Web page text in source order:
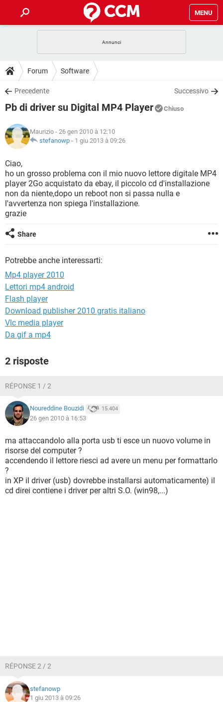
MENU
INTRATTENIMENTO
iOS
INSTAGRAM WHATSAPP
TIKTOK
HARDWARE
GUIDE
COVID-19
INSTAGRAM
TIKTOK
HARDWARE
DOWNLOAD
COVID-19 GAMING
INTRATTENIMENTO
iOS WINDOWS 10
INSTAGRAM
TIKTOK FACEBOOK
HARDWARE
COVID-19
INTRATTENIMENTO
iOS
INSTAGRAM WHATSAPP
TIKTOK FACEBOOK
HARDWARE
GLOSSARIO
COVID-19
INTRATTENIMENTO ANDROID
iOS WINDOWS 10
INSTAGRAM
TIKTOK
Forum Software
Precedente Successivo
Pb di driver su Digital MP4 Player Chiuso
Maurizio - 26 gen 2010 à 12:10
stefanowp - 1 giu 2013 à 09:26
Ciao,
ho un grosso problema con il mio nuovo lettore digitale MP4
player 2Go acquistato da ebay, il piccolo cd d'installazione
non da niente,dopo un reboot non si passa nulla e
l'avvertenza non spiega l'installazione.
grazie
Share
Potrebbe anche interessarti:
Mp4 player 2010
Lettori mp4 android
Flash player
Download publisher 2010 gratis italiano
Vlc media player
Da gif a mp4
2 risposte
RÉPONSE 1 / 2
Noureddine Bouzidi 15.404
26 gen 2010 à 16:53
ma attaccandolo alla porta usb ti esce un nuovo volume in
risorse del computer ?
accendendo il lettore riesci ad avere un menu per formattarlo
?
in XP il driver (usb) dovrebbe installarsi automaticamente) il
cd direi contiene i driver per altri S.O. (win98,...)
RÉPONSE 2 / 2
stefanowp
1 giu 2013 à 09:26